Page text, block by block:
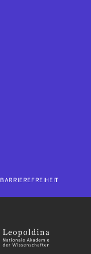
BARRIEREFREIHEIT